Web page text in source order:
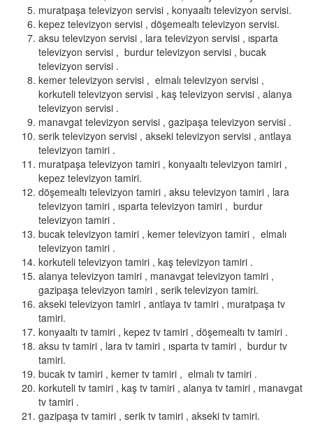
muratpaşa televizyon servisi , konyaaltı televizyon servisi.
kepez televizyon servisi , döşemealtı televizyon servisi.
aksu televizyon servisi , lara televizyon servisi , ısparta
televizyon servisi , burdur televizyon servisi , bucak
televizyon servisi .
kemer televizyon servisi , elmalı televizyon servisi ,
korkuteli televizyon servisi , kaş televizyon servisi , alanya
televizyon servisi .
manavgat televizyon servisi , gazipaşa televizyon servisi .
serik televizyon servisi , akseki televizyon servisi , antlaya
televizyon tamiri .
muratpaşa televizyon tamiri , konyaaltı televizyon tamiri ,
kepez televizyon tamiri.
döşemealtı televizyon tamiri , aksu televizyon tamiri , lara
televizyon tamiri , ısparta televizyon tamiri , burdur
televizyon tamiri .
bucak televizyon tamiri , kemer televizyon tamiri , elmalı
televizyon tamiri .
korkuteli televizyon tamiri , kaş televizyon tamiri .
alanya televizyon tamiri , manavgat televizyon tamiri ,
gazipaşa televizyon tamiri , serik televizyon tamiri.
akseki televizyon tamiri , antlaya tv tamiri , muratpaşa tv
tamiri.
konyaaltı tv tamiri , kepez tv tamiri , döşemealtı tv tamiri .
aksu tv tamiri , lara tv tamiri , ısparta tv tamiri , burdur tv
tamiri.
bucak tv tamiri , kemer tv tamiri , elmalı tv tamiri .
korkuteli tv tamiri , kaş tv tamiri , alanya tv tamiri , manavgat
tv tamiri .
gazipaşa tv tamiri , serik tv tamiri , akseki tv tamiri.